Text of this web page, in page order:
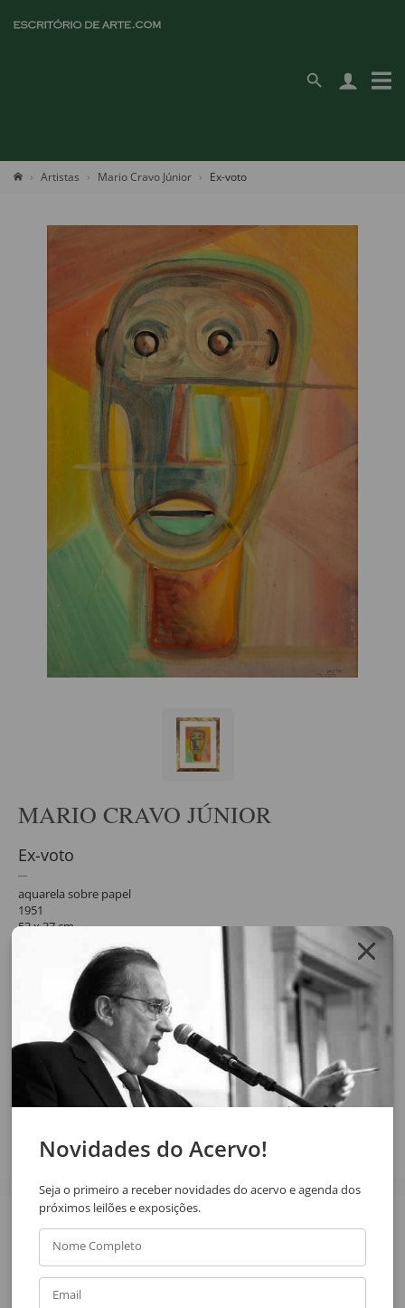
Artistas Mario Cravo Júnior Ex-voto
MARIO CRAVO JÚNIOR
Ex-voto
aquarela sobre papel
1951
53 x 37 cm
assinatura inf. dir.
Reproduzida no livro Exu Iluminado.
Solicite o orçamento da obra clicando no botão abaixo, após
confirmar o pedido de solicitação a resposta será enviada por email.
SOLICITAR ORÇAMENTO SOLICITAR VIA WHATSAPP
Veja também
Novidades do Acervo!
Seja o primeiro a receber novidades do acervo e agenda dos
próximos leilões e exposições.
Nome Completo
Email